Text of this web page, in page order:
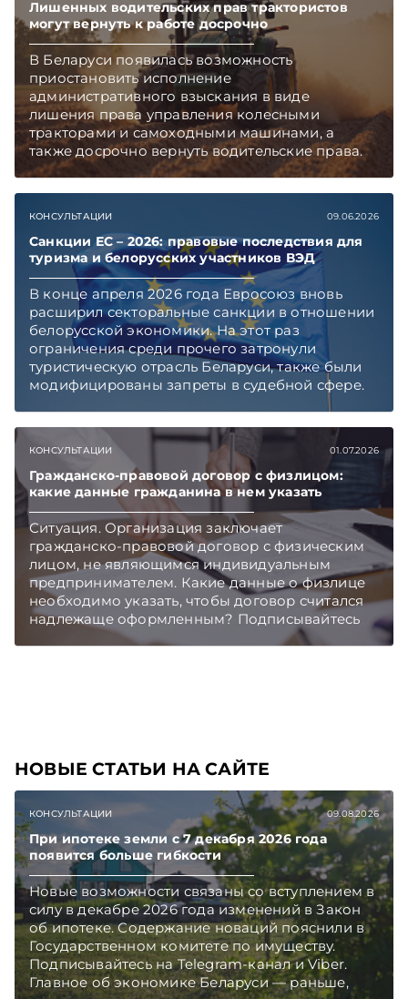
чем в новостях TelegramViber
Лишенных водительских прав трактористов
могут вернуть к работе досрочно
В Беларуси появилась возможность
приостановить исполнение
административного взыскания в виде
лишения права управления колесными
тракторами и самоходными машинами, а
также досрочно вернуть водительские права.
Механизм предусмотрен в обновленном
чтобы не пропускать новые статьи
TelegramViber
КОНСУЛЬТАЦИИ 09.06.2026
Санкции ЕС – 2026: правовые последствия для
туризма и белорусских участников ВЭД
В конце апреля 2026 года Евросоюз вновь
расширил секторальные санкции в отношении
белорусской экономики. На этот раз
ограничения среди прочего затронули
туристическую отрасль Беларуси, также были
модифицированы запреты в судебной сфере.
Правовой контекст и последствия введения
обсудила с Юрием Владимировичем
Шумиловым, основателем и партнером
юридической фирмы YS Advisors,
специализирующейся на санкционном праве.
Подписывайтесь на Telegram‑канал и Viber.
Главное об экономике Беларуси — раньше,
чем в новостях TelegramViber
КОНСУЛЬТАЦИИ 01.07.2026
Гражданско-правовой договор с физлицом:
какие данные гражданина в нем указать
Ситуация. Организация заключает
гражданско-правовой договор с физическим
лицом, не являющимся индивидуальным
предпринимателем. Какие данные о физлице
необходимо указать, чтобы договор считался
надлежаще оформленным? Подписывайтесь
на Telegram‑канал и Viber. Главное об
НОВЫЕ СТАТЬИ НА САЙТЕ
КОНСУЛЬТАЦИИ 09.08.2026
При ипотеке земли с 7 декабря 2026 года
появится больше гибкости
Новые возможности связаны со вступлением в
силу в декабре 2026 года изменений в Закон
об ипотеке. Содержание новаций пояснили в
Государственном комитете по имуществу.
Подписывайтесь на Telegram‑канал и Viber.
Главное об экономике Беларуси — раньше,